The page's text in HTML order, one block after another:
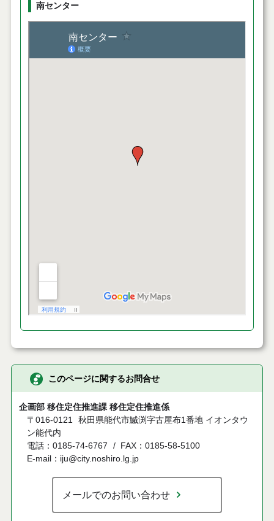
南センター
このページに関するお問合せ
企画部 移住定住推進課 移住定住推進係
〒016-0121
秋田県能代市鰄渕字古屋布1番地 イオンタウ
ン能代内
電話：0185-74-6767
FAX：0185-58-5100
E-mail：iju@city.noshiro.lg.jp
メールでのお問い合わせ